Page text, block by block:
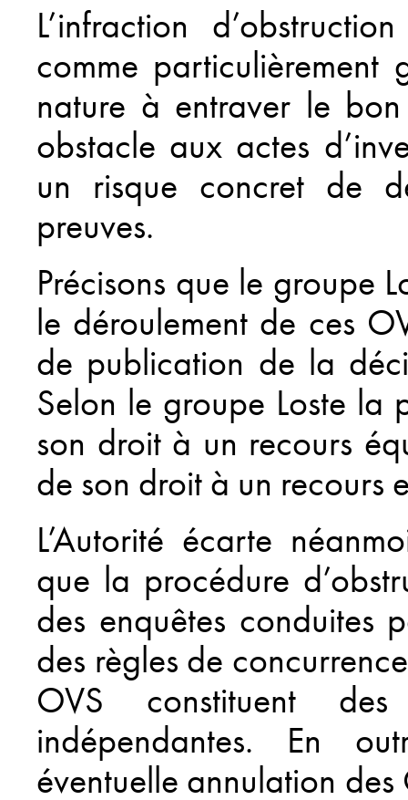
L’infraction
comme particulièrement
nature à entraver le
obstacle aux actes
un risque concret de
preuves.
Précisons que le groupe
le déroulement de ces
de publication de la
Selon le groupe Loste la
son droit à un recours
de son droit à un recours
L’Autorité écarte
que la procédure
des enquêtes conduites
des règles de
OVS constituent
indépendantes. En
éventuelle annulation